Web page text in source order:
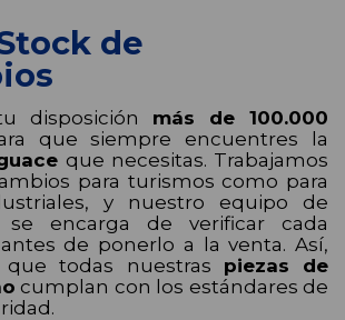
de
disposición más de 100.000
que siempre encuentres la
que necesitas. Trabajamos
para turismos como para
y nuestro equipo de
se encarga de verificar cada
de ponerlo a la venta. Así,
que todas nuestras piezas de
cumplan con los estándares de